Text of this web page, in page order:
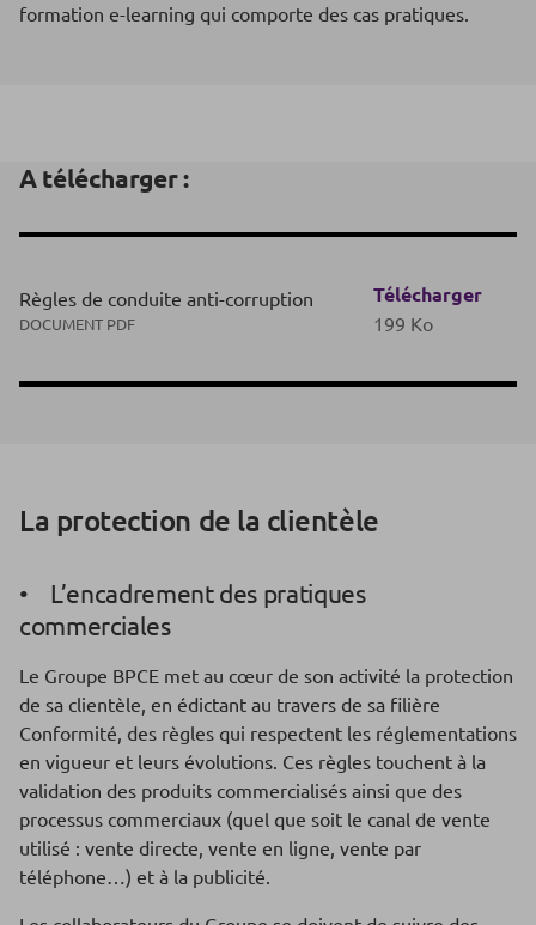
formation e-learning qui comporte des cas pratiques.
A télécharger :
Règles de conduite anti-corruption
DOCUMENT PDF
Télécharger
199 Ko
La protection de la clientèle
• L’encadrement des pratiques
commerciales
Le Groupe BPCE met au cœur de son activité la protection
de sa clientèle, en édictant au travers de sa filière
Conformité, des règles qui respectent les réglementations
en vigueur et leurs évolutions. Ces règles touchent à la
validation des produits commercialisés ainsi que des
processus commerciaux (quel que soit le canal de vente
utilisé : vente directe, vente en ligne, vente par
téléphone…) et à la publicité.